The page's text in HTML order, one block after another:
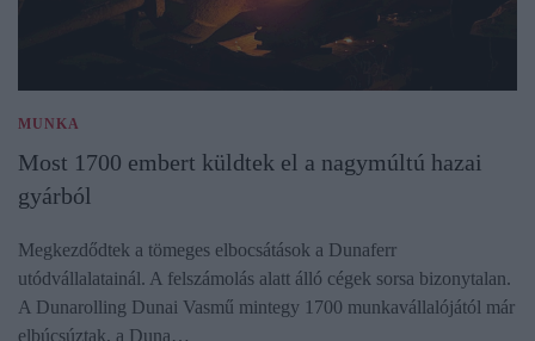
MUNKA
Most 1700 embert küldtek el a nagymúltú hazai
gyárból
Megkezdődtek a tömeges elbocsátások a Dunaferr
utódvállalatainál. A felszámolás alatt álló cégek sorsa bizonytalan.
A Dunarolling Dunai Vasmű mintegy 1700 munkavállalójától már
elbúcsúztak, a Duna…